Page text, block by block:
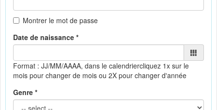
Montrer le mot de passe
Date de naissance *
Format : JJ/MM/AAAA, dans le calendriercliquez 1x sur le
mois pour changer de mois ou 2X pour changer d'année
Genre *